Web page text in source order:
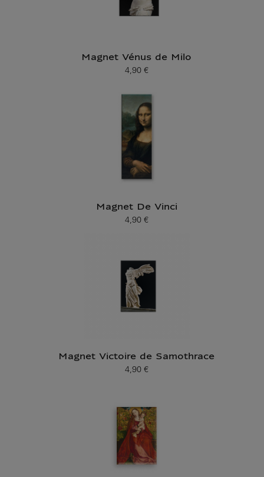
Magnet Vénus de Milo
Prix ​​actuel
4,90 €
Magnet De Vinci
Prix ​​actuel
4,90 €
Magnet Victoire de Samothrace
Prix ​​actuel
4,90 €